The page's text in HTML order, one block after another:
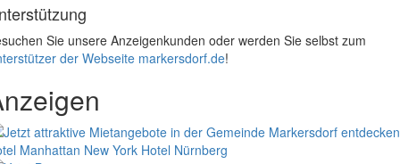
Sie unsere Anzeigenkunden oder werden Sie selbst zum
der Webseite markersdorf.de!
Manhattan New York Hotel Nürnberg